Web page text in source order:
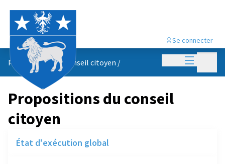
Menu
Se connecter
Propositions du conseil citoyen /
Propositions du conseil
citoyen
État d'exécution global